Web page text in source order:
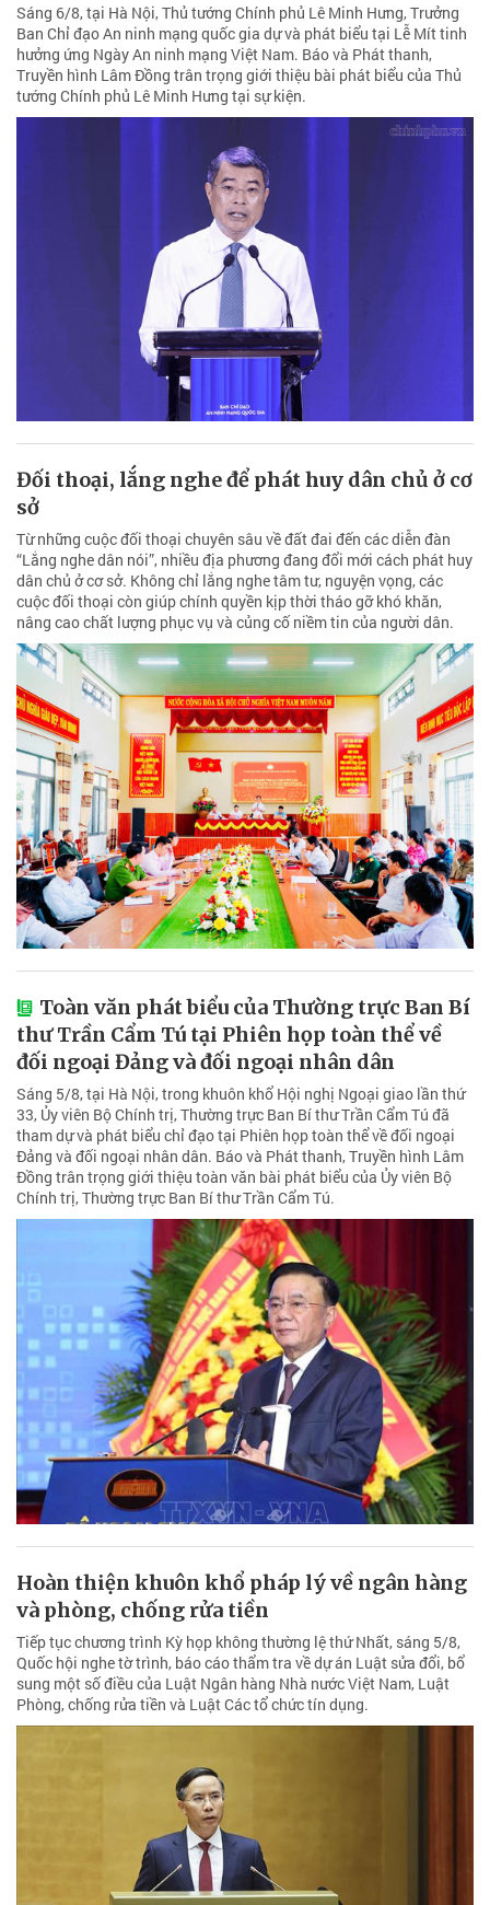
Sáng 6/8, tại Hà Nội, Thủ tướng Chính phủ Lê Minh Hưng, Trưởng
Ban Chỉ đạo An ninh mạng quốc gia dự và phát biểu tại Lễ Mít tinh
hưởng ứng Ngày An ninh mạng Việt Nam. Báo và Phát thanh,
Truyền hình Lâm Đồng trân trọng giới thiệu bài phát biểu của Thủ
tướng Chính phủ Lê Minh Hưng tại sự kiện.
Đối thoại, lắng nghe để phát huy dân chủ ở cơ
sở
Từ những cuộc đối thoại chuyên sâu về đất đai đến các diễn đàn
“Lắng nghe dân nói”, nhiều địa phương đang đổi mới cách phát huy
dân chủ ở cơ sở. Không chỉ lắng nghe tâm tư, nguyện vọng, các
cuộc đối thoại còn giúp chính quyền kịp thời tháo gỡ khó khăn,
nâng cao chất lượng phục vụ và củng cố niềm tin của người dân.
Toàn văn phát biểu của Thường trực Ban Bí
thư Trần Cẩm Tú tại Phiên họp toàn thể về
đối ngoại Đảng và đối ngoại nhân dân
Sáng 5/8, tại Hà Nội, trong khuôn khổ Hội nghị Ngoại giao lần thứ
33, Ủy viên Bộ Chính trị, Thường trực Ban Bí thư Trần Cẩm Tú đã
tham dự và phát biểu chỉ đạo tại Phiên họp toàn thể về đối ngoại
Đảng và đối ngoại nhân dân. Báo và Phát thanh, Truyền hình Lâm
Đồng trân trọng giới thiệu toàn văn bài phát biểu của Ủy viên Bộ
Chính trị, Thường trực Ban Bí thư Trần Cẩm Tú.
Hoàn thiện khuôn khổ pháp lý về ngân hàng
và phòng, chống rửa tiền
Tiếp tục chương trình Kỳ họp không thường lệ thứ Nhất, sáng 5/8,
Quốc hội nghe tờ trình, báo cáo thẩm tra về dự án Luật sửa đổi, bổ
sung một số điều của Luật Ngân hàng Nhà nước Việt Nam, Luật
Phòng, chống rửa tiền và Luật Các tổ chức tín dụng.